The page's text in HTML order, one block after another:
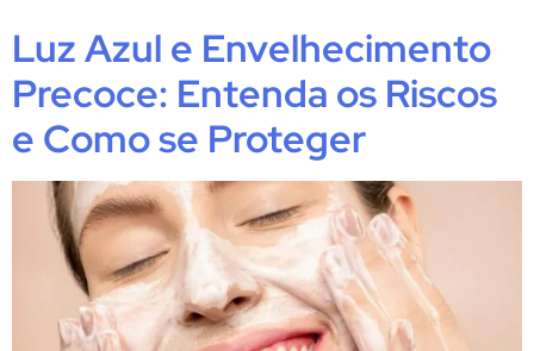
Luz Azul e Envelhecimento
Precoce: Entenda os Riscos
e Como se Proteger